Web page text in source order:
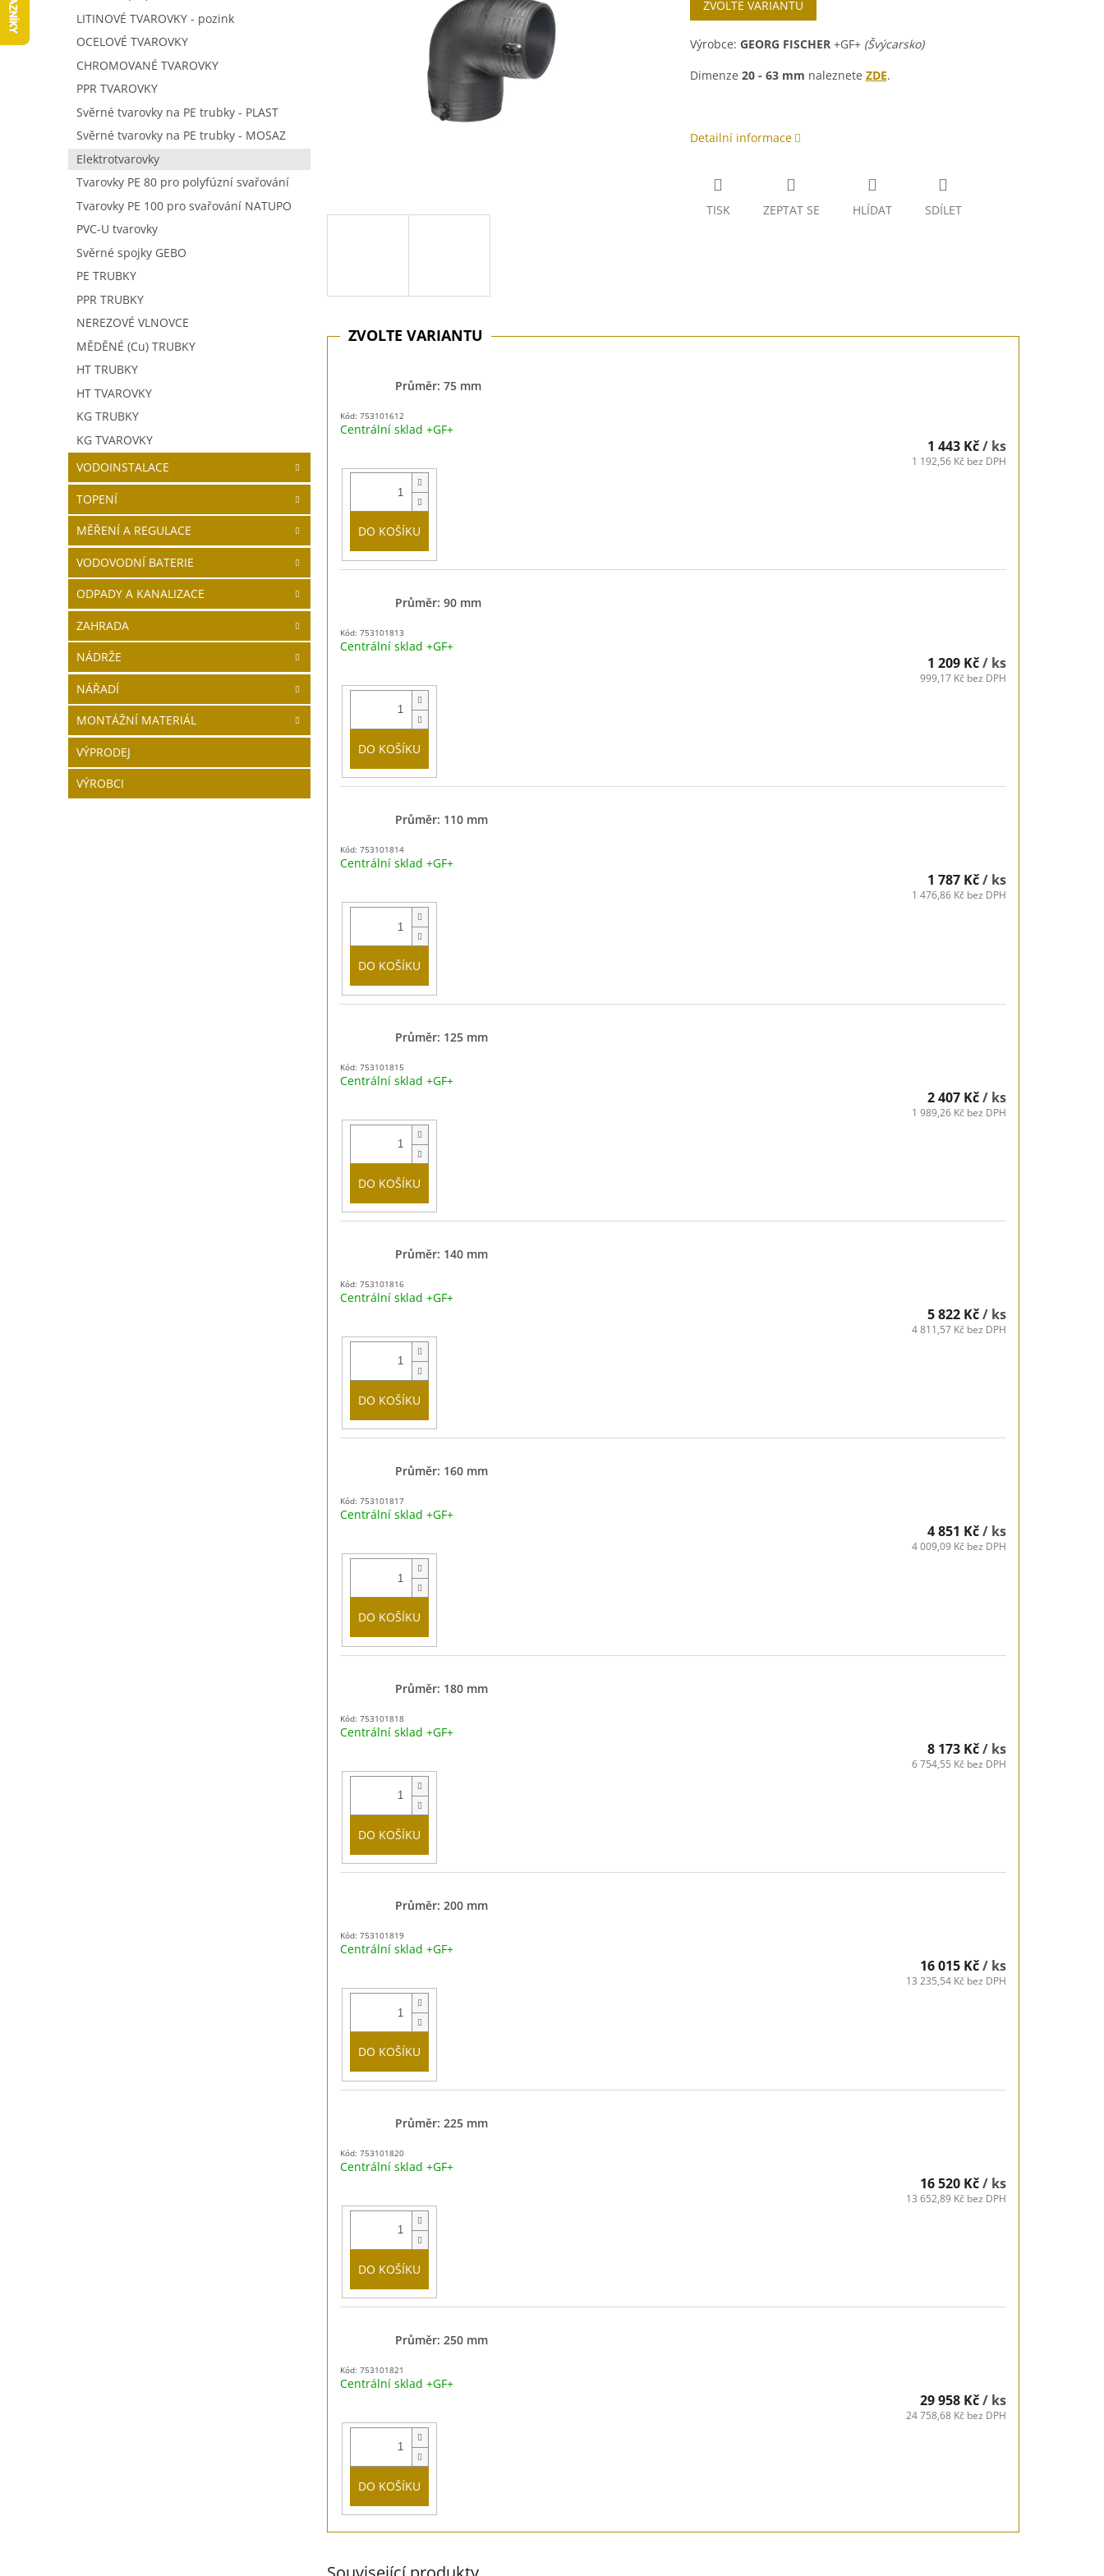
LITINOVÉ TVAROVKY - pozink
OCELOVÉ TVAROVKY
CHROMOVANÉ TVAROVKY
PPR TVAROVKY
Svěrné tvarovky na PE trubky - PLAST
Svěrné tvarovky na PE trubky - MOSAZ
Elektrotvarovky
Tvarovky PE 80 pro polyfúzní svařování
Tvarovky PE 100 pro svařování NATUPO
PVC-U tvarovky
Svěrné spojky GEBO
PE TRUBKY
PPR TRUBKY
NEREZOVÉ VLNOVCE
MĚDĚNÉ (Cu) TRUBKY
HT TRUBKY
HT TVAROVKY
KG TRUBKY
KG TVAROVKY
VODOINSTALACE
TOPENÍ
MĚŘENÍ A REGULACE
VODOVODNÍ BATERIE
ODPADY A KANALIZACE
ZAHRADA
NÁDRŽE
NÁŘADÍ
MONTÁŽNÍ MATERIÁL
VÝPRODEJ
VÝROBCI
cena:
ZVOLTE VARIANTU
Výrobce: GEORG FISCHER +GF+ (Švýcarsko)
Dimenze 20 - 63 mm naleznete ZDE.
Detailní informace
TISK ZEPTAT SE HLÍDAT SDÍLET
Kód: 753101612
Průměr: 75 mm
Centrální sklad +GF+
1 443 Kč/ ks
1 192,56 Kč bez DPH
DO KOŠÍKU
Kód: 753101813
Průměr: 90 mm
Centrální sklad +GF+
1 209 Kč/ ks
999,17 Kč bez DPH
DO KOŠÍKU
Kód: 753101814
Průměr: 110 mm
Centrální sklad +GF+
1 787 Kč/ ks
1 476,86 Kč bez DPH
DO KOŠÍKU
Kód: 753101815
Průměr: 125 mm
Centrální sklad +GF+
2 407 Kč/ ks
1 989,26 Kč bez DPH
DO KOŠÍKU
Kód: 753101816
Průměr: 140 mm
Centrální sklad +GF+
5 822 Kč/ ks
4 811,57 Kč bez DPH
DO KOŠÍKU
Kód: 753101817
Průměr: 160 mm
Centrální sklad +GF+
4 851 Kč/ ks
4 009,09 Kč bez DPH
DO KOŠÍKU
Kód: 753101818
Průměr: 180 mm
Centrální sklad +GF+
8 173 Kč/ ks
6 754,55 Kč bez DPH
DO KOŠÍKU
Kód: 753101819
Průměr: 200 mm
Centrální sklad +GF+
16 015 Kč/ ks
13 235,54 Kč bez DPH
DO KOŠÍKU
Kód: 753101820
Průměr: 225 mm
Centrální sklad +GF+
16 520 Kč/ ks
13 652,89 Kč bez DPH
DO KOŠÍKU
Kód: 753101821
Průměr: 250 mm
Centrální sklad +GF+
29 958 Kč/ ks
24 758,68 Kč bez DPH
DO KOŠÍKU